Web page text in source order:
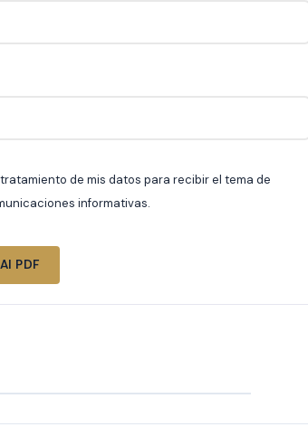
de mis datos para recibir el tema de
informativas.
PDF